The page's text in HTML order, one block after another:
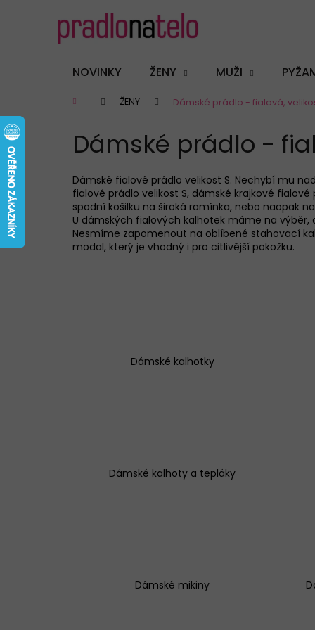
NOVINKY ŽENY MUŽI
Domů ŽENY Dámské prádlo - fialová,
Dámské prádlo -
Dámské fialové prádlo velikost S. Nechybí mu
fialové prádlo velikost S, dámské krajkové
spodní košilku na široká ramínka, nebo naopak
U dámských fialových kalhotek máme na výběr,
Nesmíme zapomenout na oblíbené stahovací
modal, který je vhodný i pro citlivější pokožku.
Dámské kalhotky
Dámské kalhoty a tepláky
Dámské mikiny
Zpět
Zpět
BAVLNĚNÉ KALHOTKY LOVELYGIRL 1656